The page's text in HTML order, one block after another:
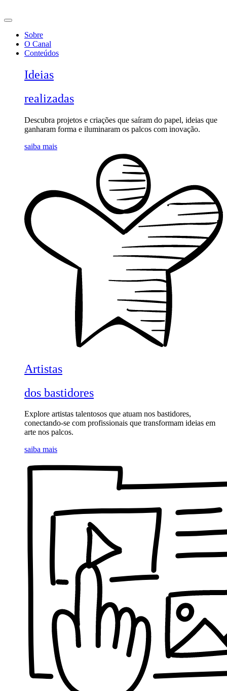
para
conteúdoSobre
O Canal
Conteúdos
Ideias
realizadas
Descubra projetos e criações que saíram do papel, ideias que
ganharam forma e iluminaram os palcos com inovação.
saiba mais
Artistas
dos bastidores
Explore artistas talentosos que atuam nos bastidores,
conectando-se com profissionais que transformam ideias em
arte nos palcos.
saiba mais